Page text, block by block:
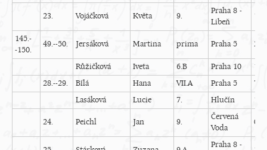
23. Vojáčková Květa 9.
Praha 8 -
Libeň
14
145.-
-150.
49.--50. Jersáková Martina prima Praha 5 2
Růžičková Iveta 6.B Praha 10
13
28.--29.
Bílá Hana VII.A Praha 5
7
Lasáková
Lucie 7. Hlučín 13
24. Peichl Jan 9.
Červená
Voda
0
Praha 8 -